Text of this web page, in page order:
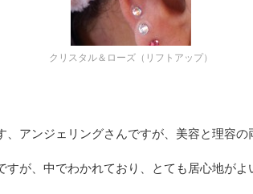
クリスタル＆ローズ（リフトアップ）
アンジェリングさんですが、美容と理容の
が、中でわかれており、とても居心地がよ